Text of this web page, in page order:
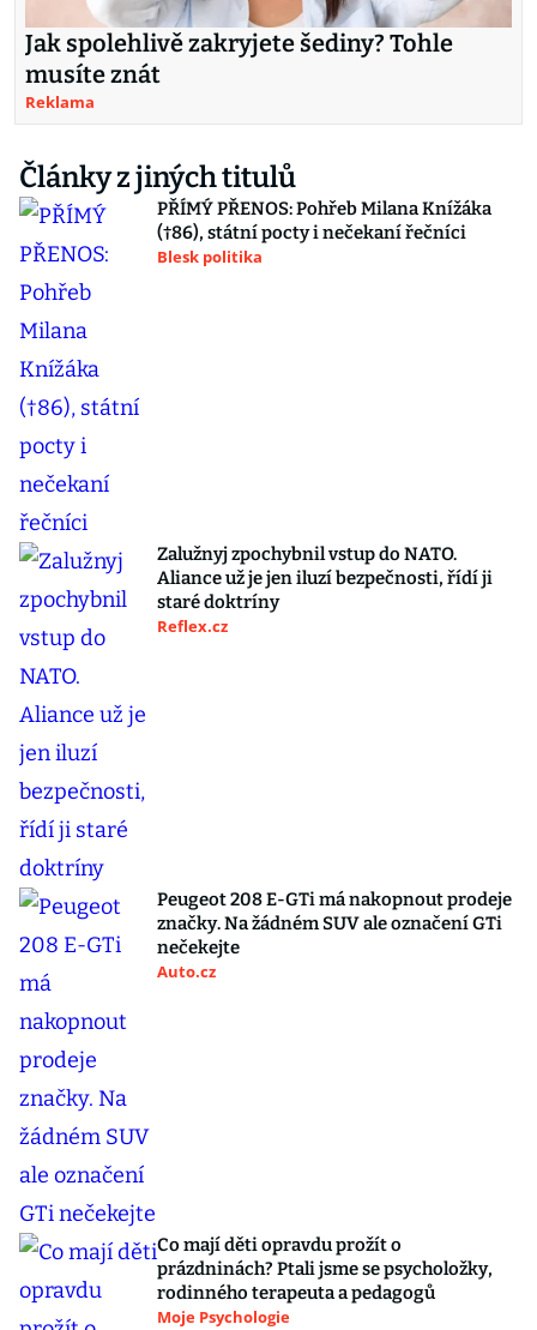
Jak spolehlivě zakryjete šediny? Tohle
musíte znát
Reklama
Články z jiných titulů
PŘÍMÝ PŘENOS: Pohřeb Milana Knížáka
(†86), státní pocty i nečekaní řečníci
Blesk politika
Zalužnyj zpochybnil vstup do NATO.
Aliance už je jen iluzí bezpečnosti, řídí ji
staré doktríny
Reflex.cz
Peugeot 208 E-GTi má nakopnout prodeje
značky. Na žádném SUV ale označení GTi
nečekejte
Auto.cz
Co mají děti opravdu prožít o
prázdninách? Ptali jsme se psycholožky,
rodinného terapeuta a pedagogů
Moje Psychologie